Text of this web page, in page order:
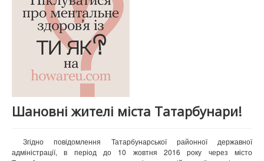
Шановні жителі міста Татарбунари!
Згідно повідомлення Татарбунарської районної державної
адміністрації, в період до 10 жовтня 2016 року через місто